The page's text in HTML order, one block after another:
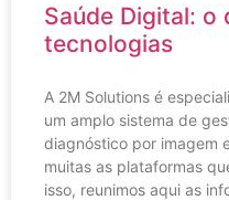
Saúde Digital: o
tecnologias
A 2M Solutions é
um amplo sistema de
diagnóstico por imagem
muitas as plataformas
isso, reunimos aqui as